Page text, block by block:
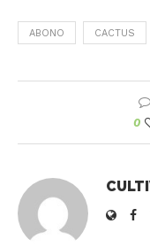
ABONO CACTUS
0